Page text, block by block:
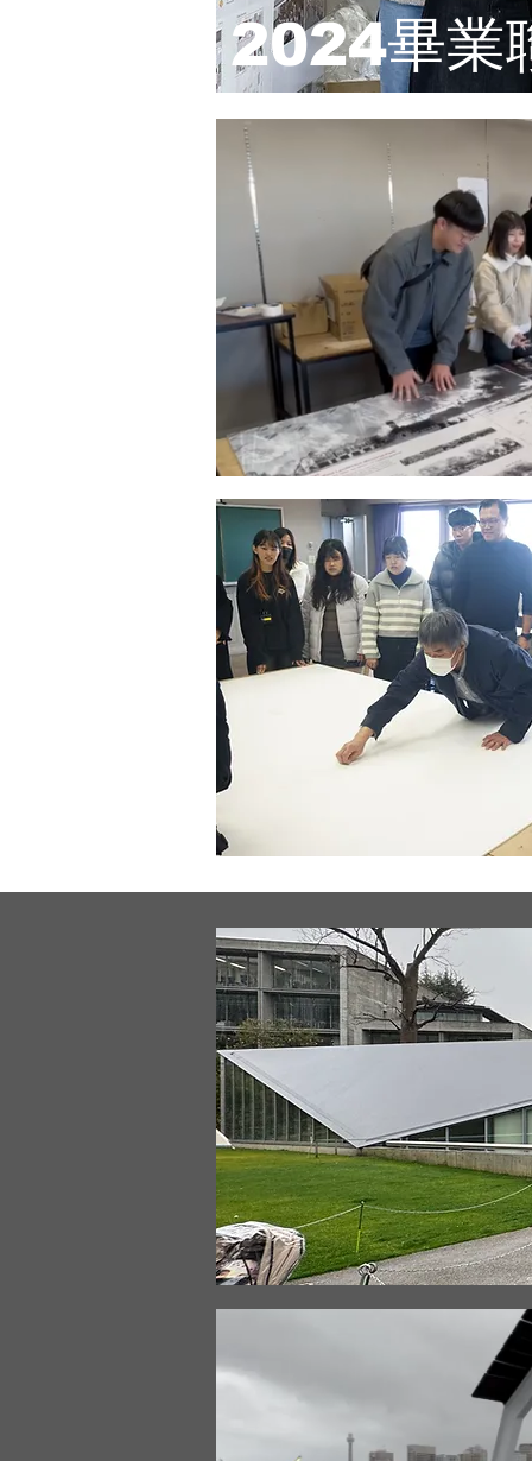
2024畢業